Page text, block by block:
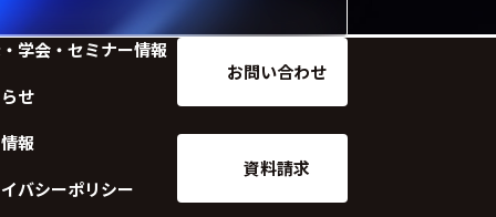
学会・セミナー情報
せ
報
バシーポリシー
お問い合わせ
資料請求